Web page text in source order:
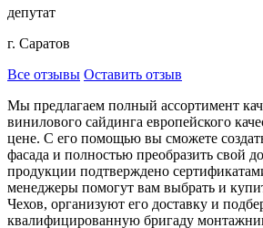
депутат
г. Саратов
Все отзывы Оставить отзыв
Мы предлагаем полный ассортимент
винилового сайдинга европейского
цене. С его помощью вы сможете
фасада и полностью преобразить свой
продукции подтверждено
менеджеры помогут вам выбрать и
Чехов, организуют его доставку и
квалифицированную бригаду